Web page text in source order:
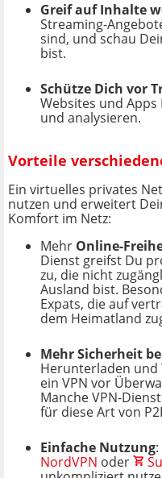
Greif auf Inhalte
Streaming-
sind, und schau
bist.
Schütze Dich vor
Websites und
und analysieren.
Vorteile
Ein virtuelles privates
nutzen und erweitert
Komfort im Netz:
Mehr Online-
Dienst greifst Du
zu, die nicht
Ausland bist.
Expats, die auf
dem Heimatland
Mehr Sicherheit
Herunterladen und
ein VPN vor
Manche VPN-
für diese Art von
Einfache Nutzung
NordVPN oder